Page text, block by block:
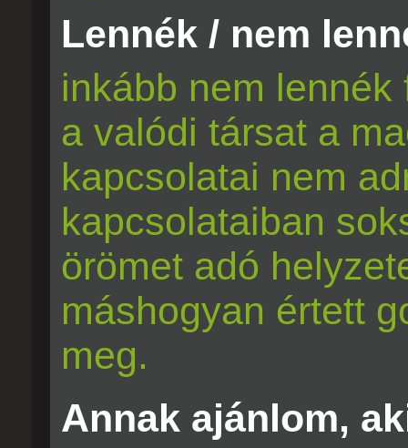
Lennék / nem
inkább nem
a valódi társat a
kapcsolatai nem
kapcsolataiban
örömet adó
máshogyan értett
meg.
Annak ajánlom,